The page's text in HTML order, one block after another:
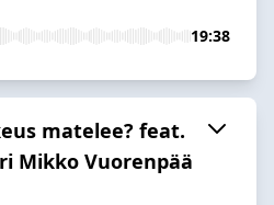
19:38
matelee? feat.
Mikko Vuorenpää